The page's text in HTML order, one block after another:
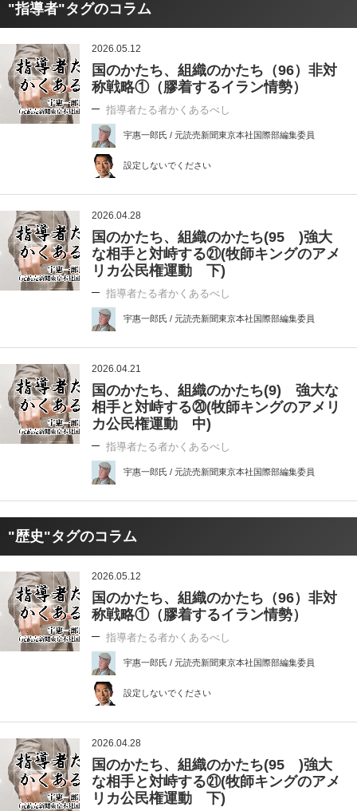
"指導者"タグのコラム
2026.05.12
国のかたち、組織のかたち（96）非対
称戦略①（膠着するイラン情勢）
指導者たる者かくあるべし
宇惠一郎氏 / 元読売新聞東京本社国際部編集委員
設定しないでください
2026.04.28
国のかたち、組織のかたち(95 )強大
な相手と対峙する㉑(牧師キングのアメ
リカ公民権運動 下)
指導者たる者かくあるべし
宇惠一郎氏 / 元読売新聞東京本社国際部編集委員
2026.04.21
国のかたち、組織のかたち(9) 強大な
相手と対峙する⑳(牧師キングのアメリ
カ公民権運動 中)
指導者たる者かくあるべし
宇惠一郎氏 / 元読売新聞東京本社国際部編集委員
"歴史"タグのコラム
2026.05.12
国のかたち、組織のかたち（96）非対
称戦略①（膠着するイラン情勢）
指導者たる者かくあるべし
宇惠一郎氏 / 元読売新聞東京本社国際部編集委員
設定しないでください
2026.04.28
国のかたち、組織のかたち(95 )強大
な相手と対峙する㉑(牧師キングのアメ
リカ公民権運動 下)